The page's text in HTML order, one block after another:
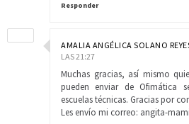
Responder
AMALIA ANGÉLICA SOLANO
LAS 21:27
Muchas gracias, así mismo
pueden enviar de Ofimática
escuelas técnicas. Gracias por
Les envío mi correo: angita-